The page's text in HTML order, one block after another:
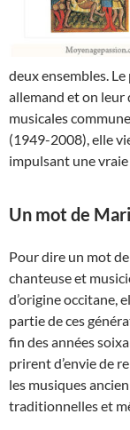
deux ensembles.
allemand et on
musicales
(1949-2008), elle
impulsant une
Un mot de
Pour dire un mot
chanteuse et
d’origine occitane,
partie de ces
fin des années
prirent d’envie de
les musiques
traditionnelles et